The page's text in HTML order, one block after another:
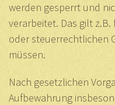
werden gesperrt und
verarbeitet. Das gilt
oder steuerrechtlichen
müssen.
Nach gesetzlichen
Aufbewahrung